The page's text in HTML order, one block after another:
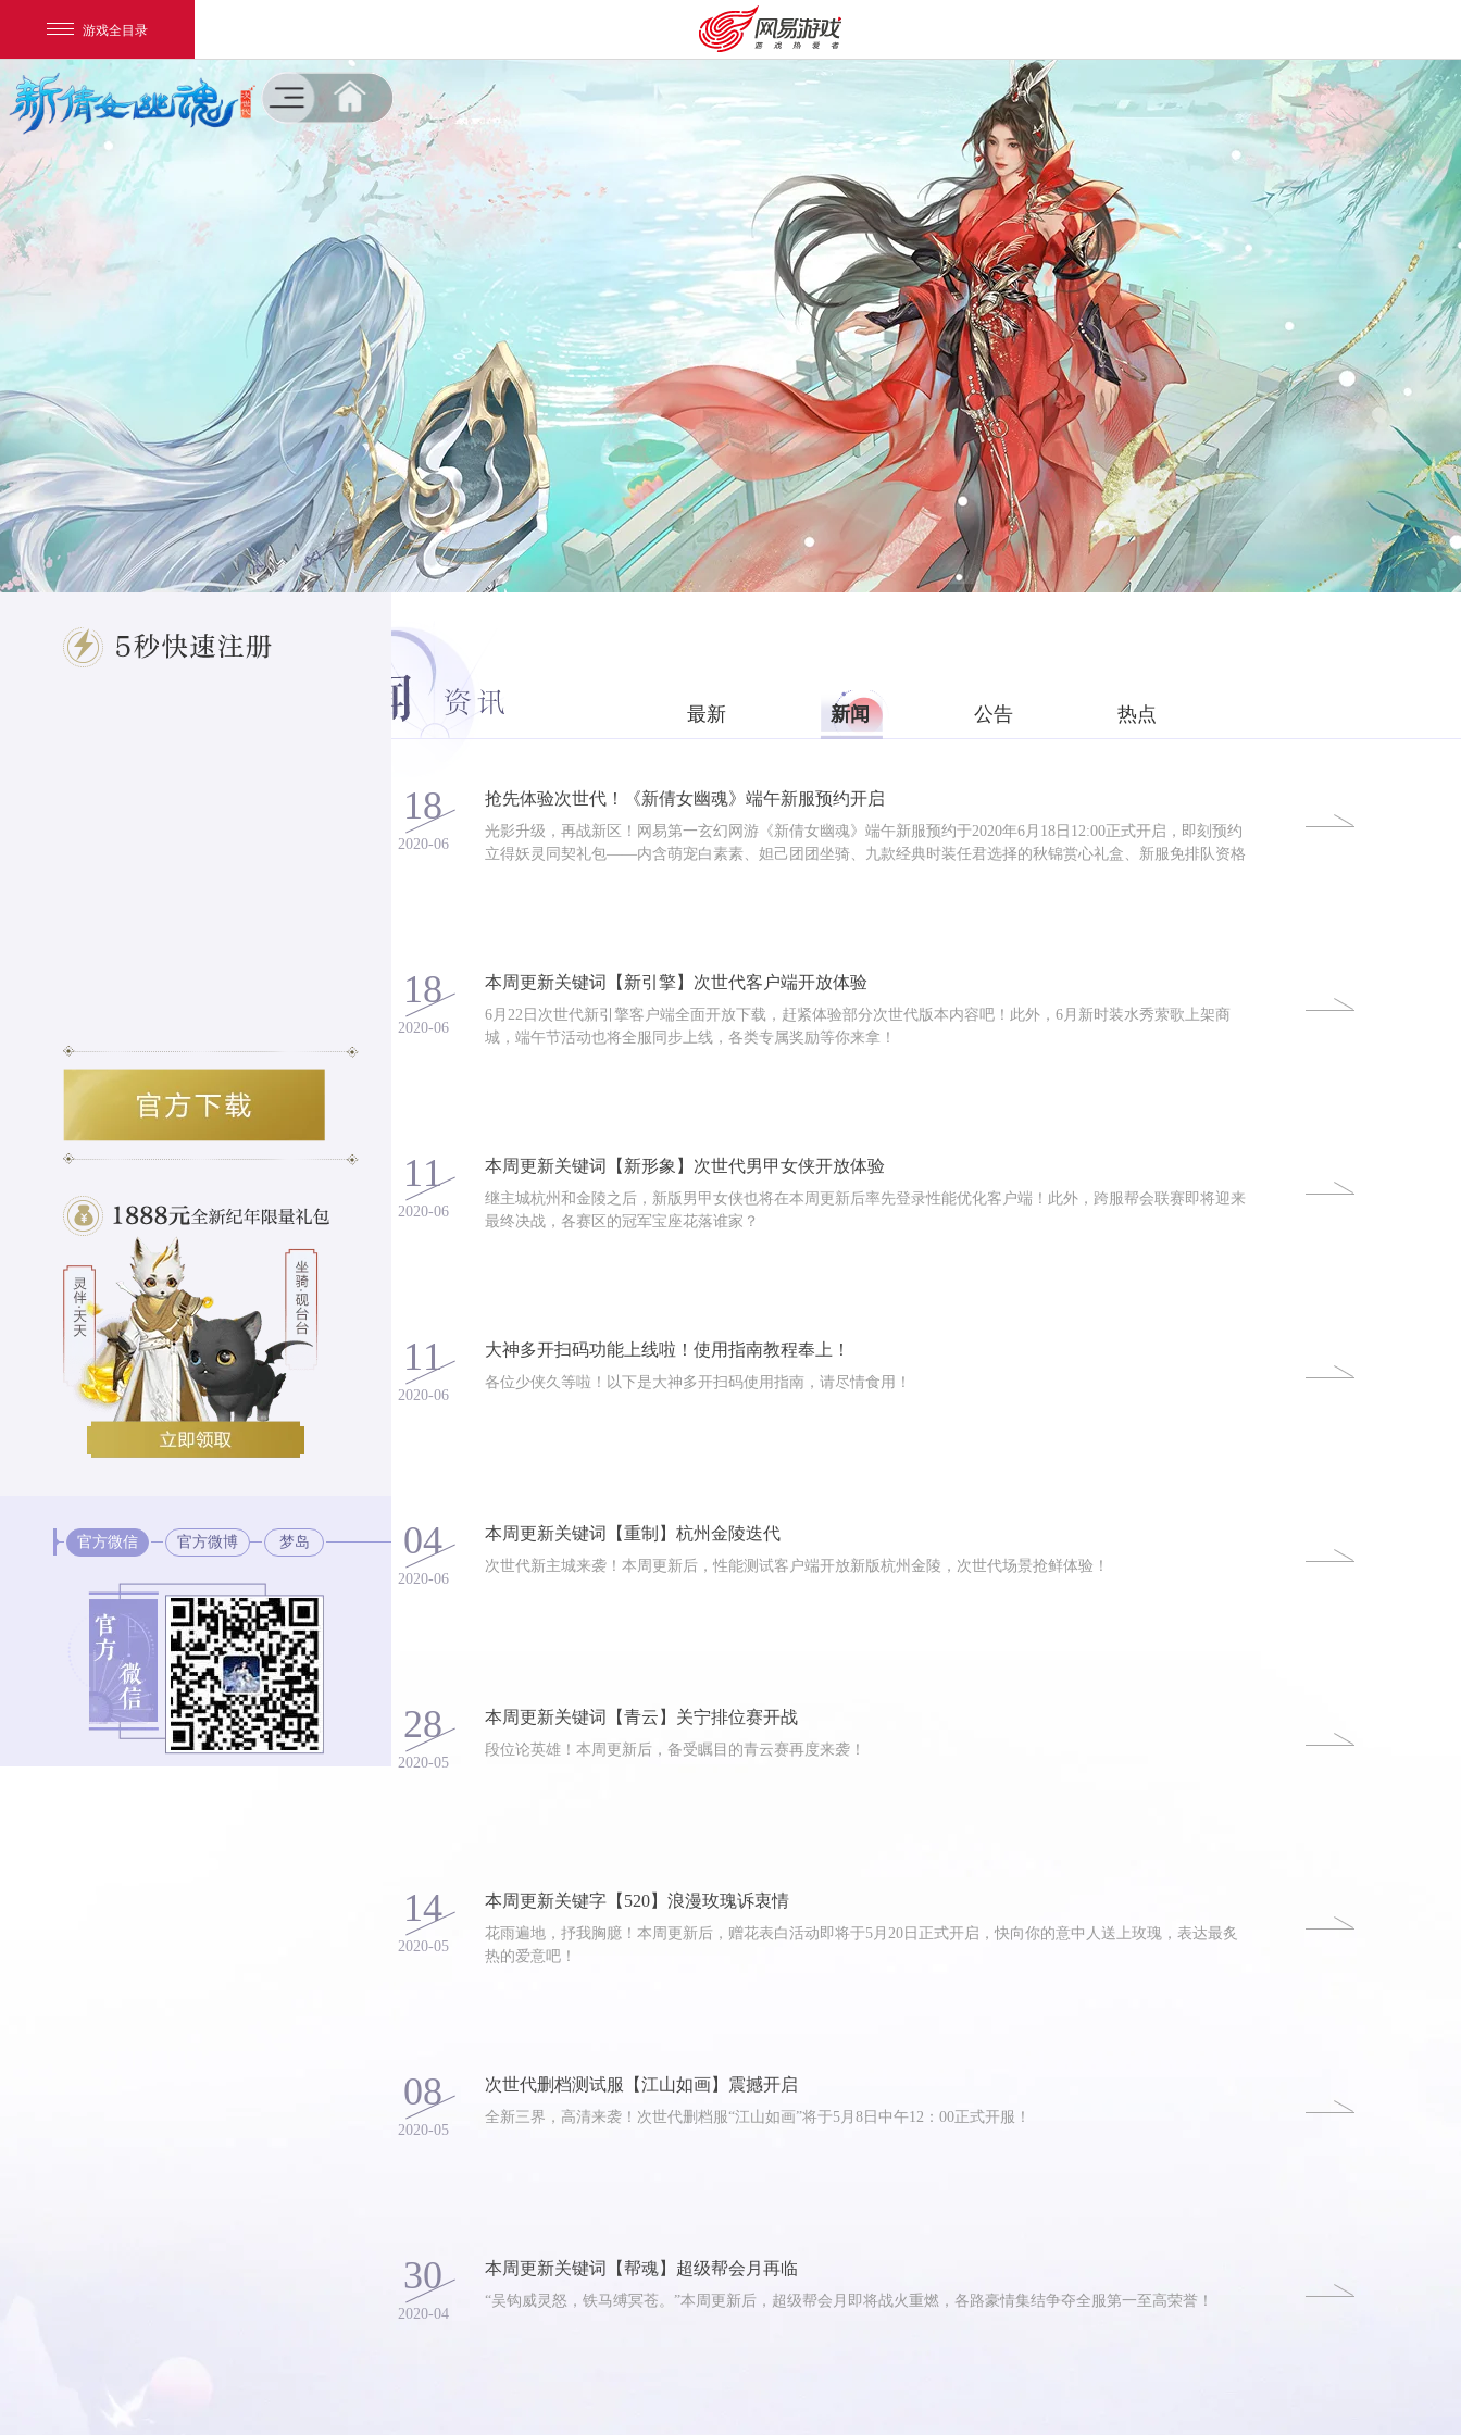
游戏全目录
游戏爱好者
新倩女幽魂
购卡充值 客服中心
新闻公告
游戏资料
DATA
视听盛宴
MEDIA
游戏特色
FEATURES
SERVICE
菜单
官方微信 官方微博 梦岛
最新 新闻 公告 热点
18
2020-06
抢先体验次世代！《新倩女幽魂》端午新服预约开启
光影升级，再战新区！网易第一玄幻网游《新倩女幽魂》端午新服预约于2020年6月18日12:00正式开启，即刻预约
立得妖灵同契礼包——内含萌宠白素素、妲己团团坐骑、九款经典时装任君选择的秋锦赏心礼盒、新服免排队资格
18
2020-06
本周更新关键词【新引擎】次世代客户端开放体验
6月22日次世代新引擎客户端全面开放下载，赶紧体验部分次世代版本内容吧！此外，6月新时装水秀萦歌上架商
城，端午节活动也将全服同步上线，各类专属奖励等你来拿！
11
2020-06
本周更新关键词【新形象】次世代男甲女侠开放体验
继主城杭州和金陵之后，新版男甲女侠也将在本周更新后率先登录性能优化客户端！此外，跨服帮会联赛即将迎来
最终决战，各赛区的冠军宝座花落谁家？
11
2020-06
大神多开扫码功能上线啦！使用指南教程奉上！
各位少侠久等啦！以下是大神多开扫码使用指南，请尽情食用！
04
2020-06
本周更新关键词【重制】杭州金陵迭代
次世代新主城来袭！本周更新后，性能测试客户端开放新版杭州金陵，次世代场景抢鲜体验！
28
2020-05
本周更新关键词【青云】关宁排位赛开战
段位论英雄！本周更新后，备受瞩目的青云赛再度来袭！
14
2020-05
本周更新关键字【520】浪漫玫瑰诉衷情
花雨遍地，抒我胸臆！本周更新后，赠花表白活动即将于5月20日正式开启，快向你的意中人送上玫瑰，表达最炙
热的爱意吧！
08
2020-05
次世代删档测试服【江山如画】震撼开启
全新三界，高清来袭！次世代删档服“江山如画”将于5月8日中午12：00正式开服！
30
2020-04
本周更新关键词【帮魂】超级帮会月再临
“吴钩威灵怒，铁马缚冥苍。”本周更新后，超级帮会月即将战火重燃，各路豪情集结争夺全服第一至高荣誉！